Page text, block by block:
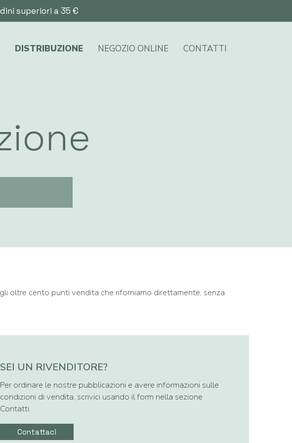
superiori a 35 €
DISTRIBUZIONE NEGOZIO ONLINE CONTATTI
oltre cento punti vendita che riforniamo direttamente, senza
SEI UN RIVENDITORE?
Per ordinare le nostre pubblicazioni e avere informazioni sulle
condizioni di vendita, scrivici usando il form nella sezione
Contatti.
Contattaci